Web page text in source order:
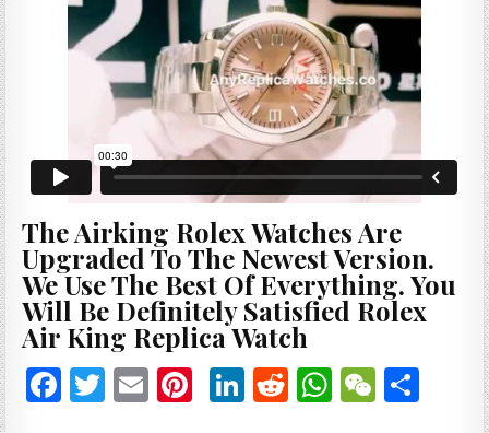
The Airking Rolex Watches Are
Upgraded To The Newest Version.
We Use The Best Of Everything. You
Will Be Definitely Satisfied Rolex
Air King Replica Watch
F
T
E
Pi
Li R
W W